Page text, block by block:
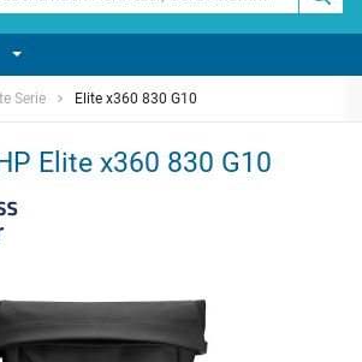
Serie Elite x360 830 G10
Elite x360 830 G10